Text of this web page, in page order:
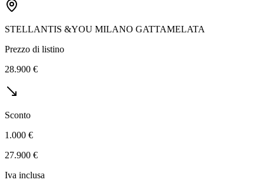
STELLANTIS &YOU MILANO GATTAMELATA
Prezzo di listino
28.900 €
Sconto
1.000 €
27.900 €
Iva inclusa